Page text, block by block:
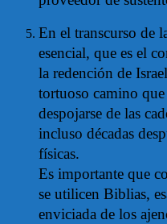
En el transcurso de
esencial, que es el
la redención de
tortuoso camino
despojarse de las
incluso décadas
físicas.
Es importante que
se utilicen Biblias,
enviciada de los